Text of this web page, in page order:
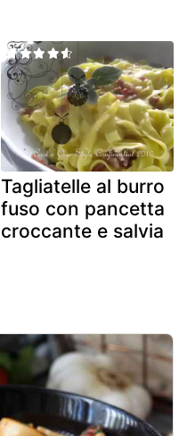
Tagliatelle al burro
fuso con pancetta
croccante e salvia